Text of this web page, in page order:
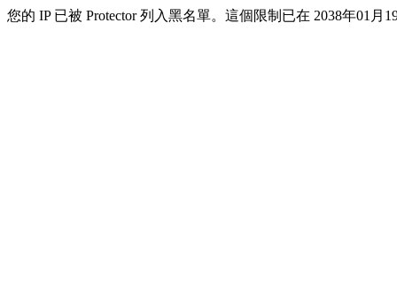
您的 IP 已被 Protector 列入黑名單。這個限制已在 2038年01月